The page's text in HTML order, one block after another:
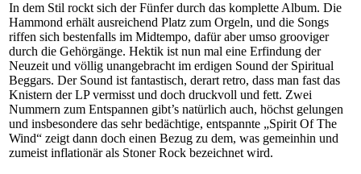
In dem Stil rockt sich der Fünfer durch das komplette Album. Die
Hammond erhält ausreichend Platz zum Orgeln, und die Songs
riffen sich bestenfalls im Midtempo, dafür aber umso grooviger
durch die Gehörgänge. Hektik ist nun mal eine Erfindung der
Neuzeit und völlig unangebracht im erdigen Sound der Spiritual
Beggars. Der Sound ist fantastisch, derart retro, dass man fast das
Knistern der LP vermisst und doch druckvoll und fett. Zwei
Nummern zum Entspannen gibt’s natürlich auch, höchst gelungen
und insbesondere das sehr bedächtige, entspannte „Spirit Of The
Wind“ zeigt dann doch einen Bezug zu dem, was gemeinhin und
zumeist inflationär als Stoner Rock bezeichnet wird.